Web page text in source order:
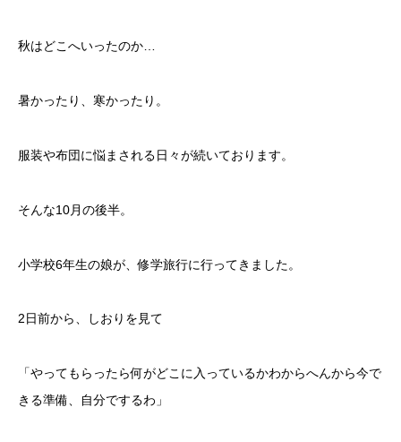
秋はどこへいったのか…
暑かったり、寒かったり。
服装や布団に悩まされる日々が続いております。
そんな10月の後半。
小学校6年生の娘が、修学旅行に行ってきました。
2日前から、しおりを見て
「やってもらったら何がどこに入っているかわからへんから今で
きる準備、自分でするわ」